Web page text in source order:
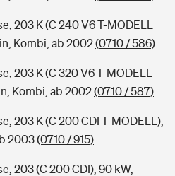
203 K (C 240 V6 T-MODELL
Kombi, ab 2002(0710 / 586)
203 K (C 320 V6 T-MODELL
Kombi, ab 2002(0710 / 587)
203 K (C 200 CDI T-MODELL),
2003(0710 / 915)
203 (C 200 CDI), 90 kW,